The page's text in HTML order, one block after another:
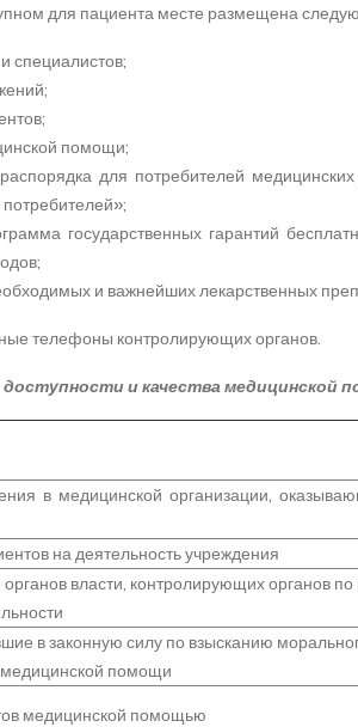
для пациента месте размещена
специалистов;
помощи;
для потребителей медицинских
государственных гарантий
и важнейших лекарственных
телефоны контролирующих органов.
доступности и качества медицинской
в медицинской организации,
на деятельность учреждения
власти, контролирующих органов
в законную силу по взысканию
помощи
медицинской помощью